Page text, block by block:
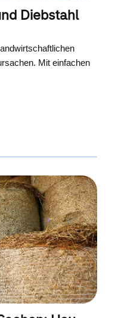
Diebstahl
Mit einfachen